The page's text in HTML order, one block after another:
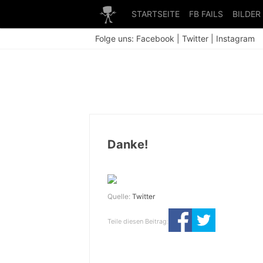
STARTSEITE FB FAILS BILDER
Folge uns: Facebook Twitter Instagram
Danke!
Quelle: Twitter
Teile diesen Beitrag: